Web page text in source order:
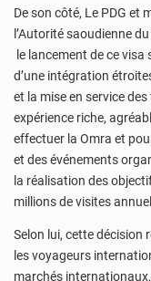
De son côté, Le PDG et
l’Autorité saoudienne
le lancement de ce visa
d’une intégration
et la mise en service
expérience riche,
effectuer la Omra et
et des événements
la réalisation des
millions de visites
Selon lui, cette
les voyageurs
marchés